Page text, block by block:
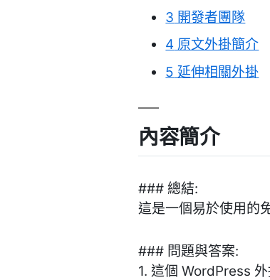
3 開發者團隊
4 原文外掛簡介
5 延伸相關外掛
內容簡介
### 總結:
這是一個易於使用的
### 問題與答案:
1. 這個 WordPress